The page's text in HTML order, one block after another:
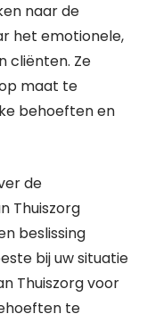
naar de
het emotionele,
cliënten. Ze
maat te
behoeften en
de
Thuiszorg
beslissing
bij uw situatie
Thuiszorg voor
te